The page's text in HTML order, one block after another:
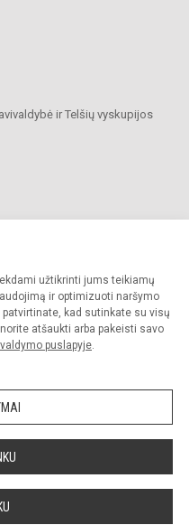
užtikrinti jums teikiamų
ir optimizuoti naršymo
patvirtinate, kad sutinkate su visų
atšaukti arba pakeisti savo
puslapyje.
ir Telšių vyskupijos
sutikimo griežtai draudžiama.
Slapukų politika